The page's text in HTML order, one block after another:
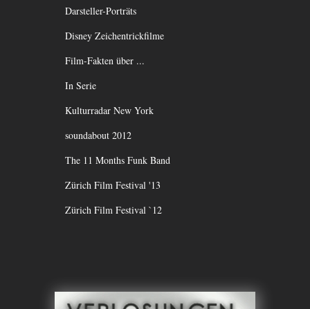
Darsteller-Porträts
Disney Zeichentrickfilme
Film-Fakten über ...
In Serie
Kulturradar New York
soundabout 2012
The 11 Months Funk Band
Zürich Film Festival '13
Zürich Film Festival `12